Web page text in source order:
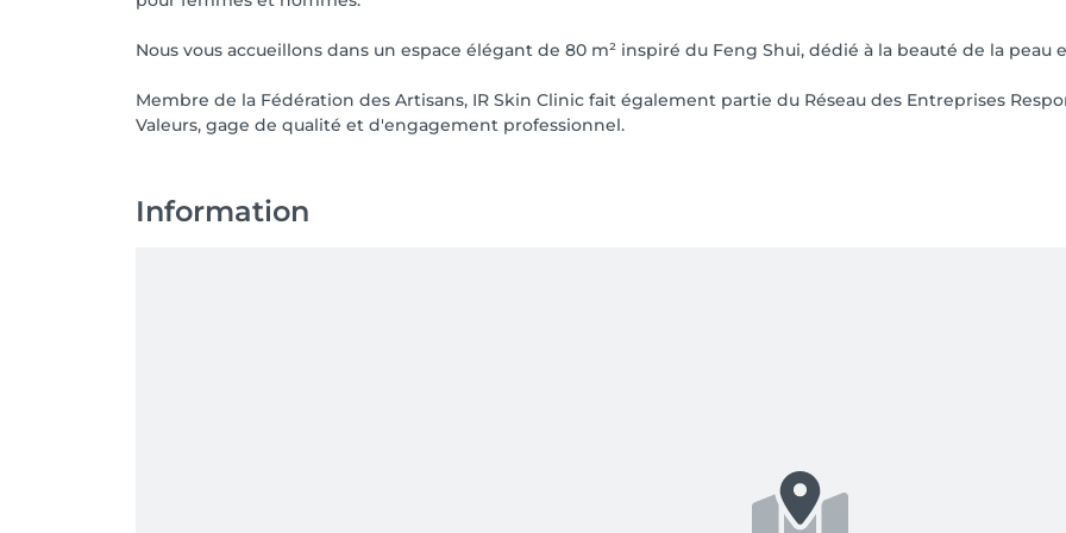
Nous vous accueillons dans un espace élégant de 80 m² inspiré du Feng Shui, dédié à la beauté de la peau
Membre de la Fédération des Artisans, IR Skin Clinic fait également partie du Réseau des Entreprises
Valeurs, gage de qualité et d'engagement professionnel.
Information